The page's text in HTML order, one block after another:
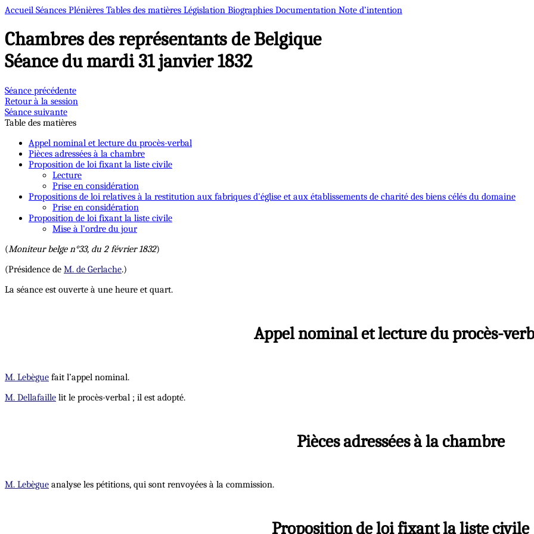
Accueil Séances Plénières Tables des matières Législation Biographies Documentation Note d’intention
Chambres des représentants de Belgique
Séance du mardi 31 janvier 1832
Séance précédente
Retour à la session
Séance suivante
Table des matières
Appel nominal et lecture du procès-verbal
Pièces adressées à la chambre
Proposition de loi fixant la liste civile
Lecture
Prise en considération
Propositions de loi relatives à la restitution aux fabriques d'église et aux établissements de charité des biens célés du domaine
Prise en considération
Proposition de loi fixant la liste civile
Mise à l'ordre du jour
(Moniteur belge n°33, du 2 février 1832)
(Présidence de M. de Gerlache.)
La séance est ouverte à une heure et quart.
Appel nominal et lecture du procès-
M. Lebègue fait l’appel nominal.
M. Dellafaille lit le procès-verbal ; il est adopté.
Pièces adressées à la chambre
M. Lebègue analyse les pétitions, qui sont renvoyées à la commission.
Proposition de loi fixant la liste civile